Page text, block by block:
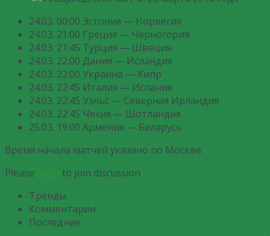
24.03. 00:00 Эстония — Норвегия
24.03. 21:00 Греция — Черногория
24.03. 21:45 Турция — Швеция
24.03. 22:00 Дания — Исландия
24.03. 22:00 Украина — Кипр
24.03. 22:45 Италия — Испания
24.03. 22:45 Уэльс — Северная Ирландия
24.03. 22:45 Чехия — Шотландия
25.03. 19:00 Армения — Беларусь
Время начала матчей указано по Москве.
Pleaseloginto join discussion
Тренды
Комментарии
Последние